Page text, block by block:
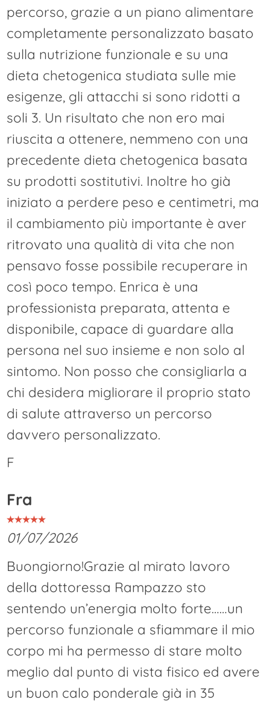
percorso, grazie a un piano alimentare
completamente personalizzato basato
sulla nutrizione funzionale e su una
dieta chetogenica studiata sulle mie
esigenze, gli attacchi si sono ridotti a
soli 3. Un risultato che non ero mai
riuscita a ottenere, nemmeno con una
precedente dieta chetogenica basata
su prodotti sostitutivi. Inoltre ho già
iniziato a perdere peso e centimetri, ma
il cambiamento più importante è aver
ritrovato una qualità di vita che non
pensavo fosse possibile recuperare in
così poco tempo. Enrica è una
professionista preparata, attenta e
disponibile, capace di guardare alla
persona nel suo insieme e non solo al
sintomo. Non posso che consigliarla a
chi desidera migliorare il proprio stato
di salute attraverso un percorso
davvero personalizzato.
F
Fra
01/07/2026
Buongiorno!Grazie al mirato lavoro
della dottoressa Rampazzo sto
sentendo un’energia molto forte……un
percorso funzionale a sfiammare il mio
corpo mi ha permesso di stare molto
meglio dal punto di vista fisico ed avere
un buon calo ponderale già in 35